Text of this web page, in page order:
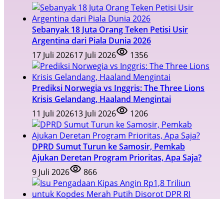
Sebanyak 18 Juta Orang Teken Petisi Usir
Argentina dari Piala Dunia 2026
17 Juli 202617 Juli 2026 1356
Prediksi Norwegia vs Inggris: The Three Lions
Krisis Gelandang, Haaland Mengintai
11 Juli 202613 Juli 2026 1206
DPRD Sumut Turun ke Samosir, Pemkab
Ajukan Deretan Program Prioritas, Apa Saja?
9 Juli 2026
866